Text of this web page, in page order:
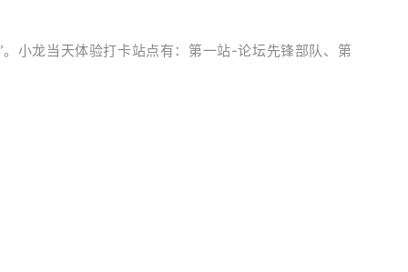
小龙当天体验打卡站点有： 第一站-论坛先锋部队、 第